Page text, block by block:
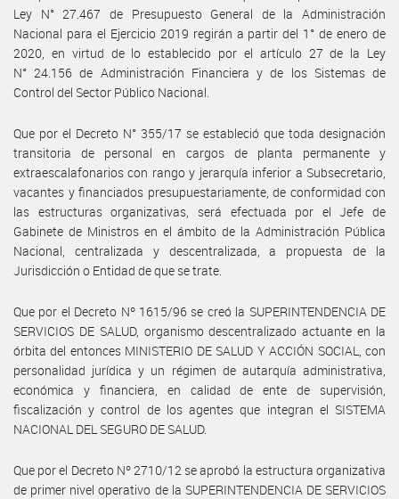
Ley N° 27.467 de Presupuesto General de la Administración
Nacional para el Ejercicio 2019 regirán a partir del 1° de enero de
2020, en virtud de lo establecido por el artículo 27 de la Ley
N° 24.156 de Administración Financiera y de los Sistemas de
Control del Sector Público Nacional.
Que por el Decreto N° 355/17 se estableció que toda designación
transitoria de personal en cargos de planta permanente y
extraescalafonarios con rango y jerarquía inferior a Subsecretario,
vacantes y financiados presupuestariamente, de conformidad con
las estructuras organizativas, será efectuada por el Jefe de
Gabinete de Ministros en el ámbito de la Administración Pública
Nacional, centralizada y descentralizada, a propuesta de la
Jurisdicción o Entidad de que se trate.
Que por el Decreto Nº 1615/96 se creó la SUPERINTENDENCIA DE
SERVICIOS DE SALUD, organismo descentralizado actuante en la
órbita del entonces MINISTERIO DE SALUD Y ACCIÓN SOCIAL, con
personalidad jurídica y un régimen de autarquía administrativa,
económica y financiera, en calidad de ente de supervisión,
fiscalización y control de los agentes que integran el SISTEMA
NACIONAL DEL SEGURO DE SALUD.
Que por el Decreto Nº 2710/12 se aprobó la estructura organizativa
de primer nivel operativo de la SUPERINTENDENCIA DE SERVICIOS